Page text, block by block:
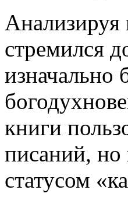
стремился
изначально
книги
писаний, но
статусом